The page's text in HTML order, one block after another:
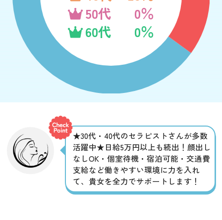
50代
0％
60代
0％
★30代・40代のセラピストさんが多数
活躍中★日給5万円以上も続出！顔出し
なしOK・個室待機・宿泊可能・交通費
支給など働きやすい環境に力を入れ
て、貴女を全力でサポートします！